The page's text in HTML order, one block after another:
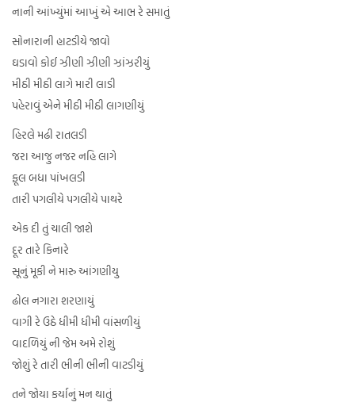
નાની આંખ્યુંમાં આખું એ આભ રે સમાતું
સોનારાની હાટડીયે જાવો
ઘડાવો કોઈ ઝીણી ઝીણી ઝાંઝરીયું
મીઠી મીઠી લાગે મારી લાડી
પહેરાવું એને મીઠી મીઠી લાગણીયું
હિરલે મઢી રાતલડી
જરા આજુ નજર નહિ લાગે
ફૂલ બધા પાંખલડી
તારી પગલીયે પગલીયે પાથરે
એક દી તું ચાલી જાશે
દૂર તારે કિનારે
સૂનું મૂકી ને મારુ આંગણીયુ
ઢોલ નગારા શરણાયું
વાગી રે ઉઠે ધીમી ધીમી વાંસળીયું
વાદળિયું ની જેમ અમે રોશું
જોશું રે તારી ભીની ભીની વાટડીયું
તને જોયા કર્યાનું મન થાતું